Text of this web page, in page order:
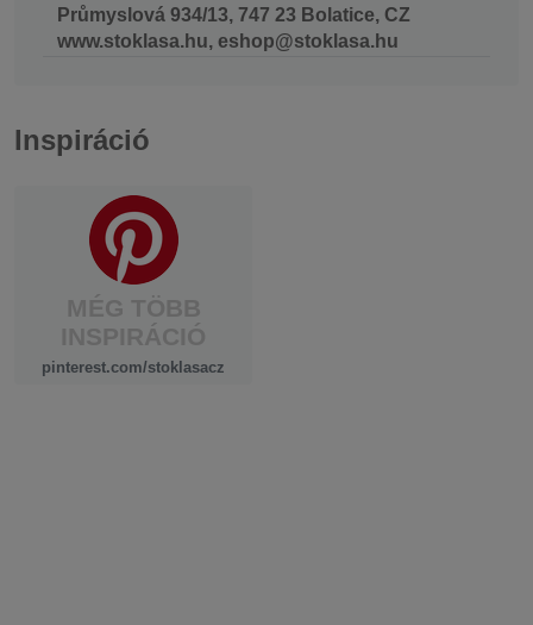
Průmyslová 934/13, 747 23 Bolatice, CZ
www.stoklasa.hu, eshop@stoklasa.hu
Inspiráció
pinterest.com/stoklasacz